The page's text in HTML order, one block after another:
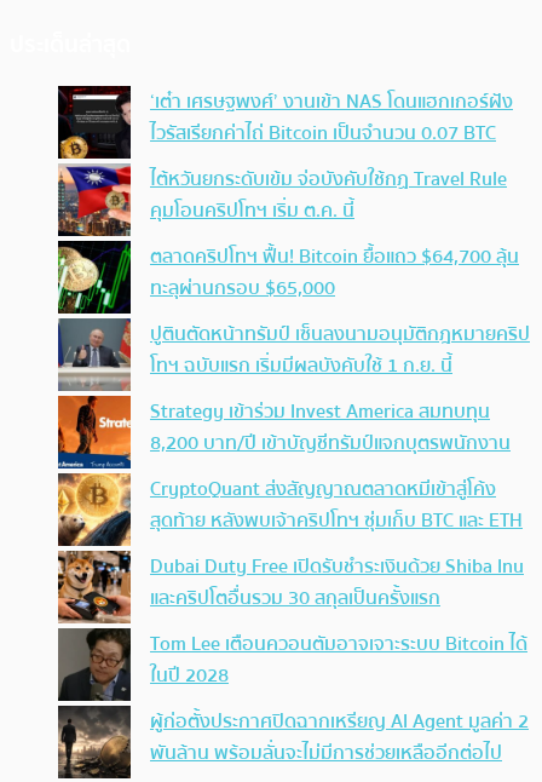
‘เต๋า เศรษฐพงศ์’ งานเข้า NAS โดนแฮกเกอร์ฝัง
ไวรัสเรียกค่าไถ่ Bitcoin เป็นจำนวน 0.07 BTC
ไต้หวันยกระดับเข้ม จ่อบังคับใช้กฏ Travel Rule
คุมโอนคริปโทฯ เริ่ม ต.ค. นี้
ตลาดคริปโทฯ ฟื้น! Bitcoin ยื้อแถว $64,700 ลุ้น
ทะลุผ่านกรอบ $65,000
ปูตินตัดหน้าทรัมป์ เซ็นลงนามอนุมัติกฎหมายคริป
โทฯ ฉบับแรก เริ่มมีผลบังคับใช้ 1 ก.ย. นี้
Strategy เข้าร่วม Invest America สมทบทุน
8,200 บาท/ปี เข้าบัญชีทรัมป์แจกบุตรพนักงาน
CryptoQuant ส่งสัญญาณตลาดหมีเข้าสู่โค้ง
สุดท้าย หลังพบเจ้าคริปโทฯ ซุ่มเก็บ BTC และ ETH
Dubai Duty Free เปิดรับชำระเงินด้วย Shiba Inu
และคริปโตอื่นรวม 30 สกุลเป็นครั้งแรก
Tom Lee เตือนควอนตัมอาจเจาะระบบ Bitcoin ได้
ในปี 2028
ผู้ก่อตั้งประกาศปิดฉากเหรียญ AI Agent มูลค่า 2
พันล้าน พร้อมลั่นจะไม่มีการช่วยเหลืออีกต่อไป